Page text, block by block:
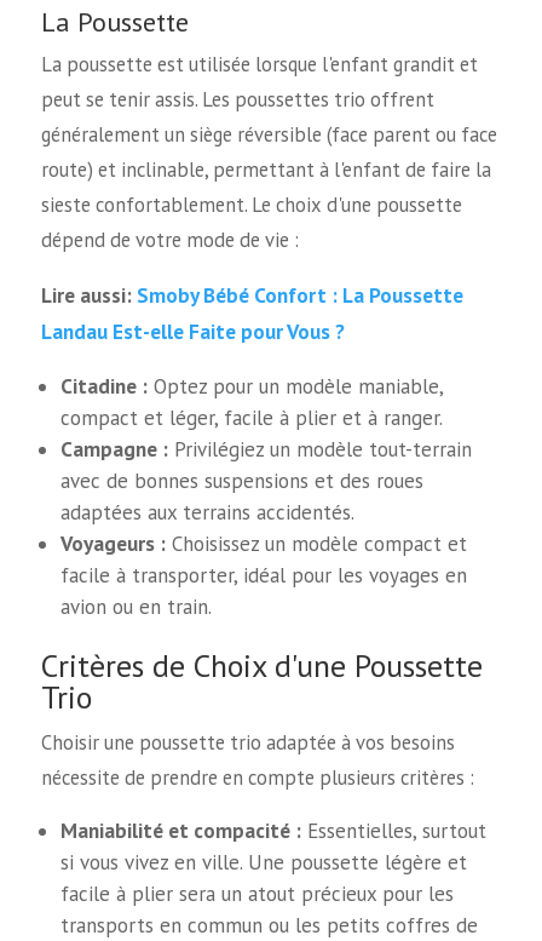
La Poussette
La poussette est utilisée lorsque l'enfant grandit et
peut se tenir assis. Les poussettes trio offrent
généralement un siège réversible (face parent ou face
route) et inclinable, permettant à l'enfant de faire la
sieste confortablement. Le choix d'une poussette
dépend de votre mode de vie :
Lire aussi: Smoby Bébé Confort : La Poussette
Landau Est-elle Faite pour Vous ?
Citadine : Optez pour un modèle maniable,
compact et léger, facile à plier et à ranger.
Campagne : Privilégiez un modèle tout-terrain
avec de bonnes suspensions et des roues
adaptées aux terrains accidentés.
Voyageurs : Choisissez un modèle compact et
facile à transporter, idéal pour les voyages en
avion ou en train.
Critères de Choix d'une Poussette
Trio
Choisir une poussette trio adaptée à vos besoins
nécessite de prendre en compte plusieurs critères :
Maniabilité et compacité : Essentielles, surtout
si vous vivez en ville. Une poussette légère et
facile à plier sera un atout précieux pour les
transports en commun ou les petits coffres de